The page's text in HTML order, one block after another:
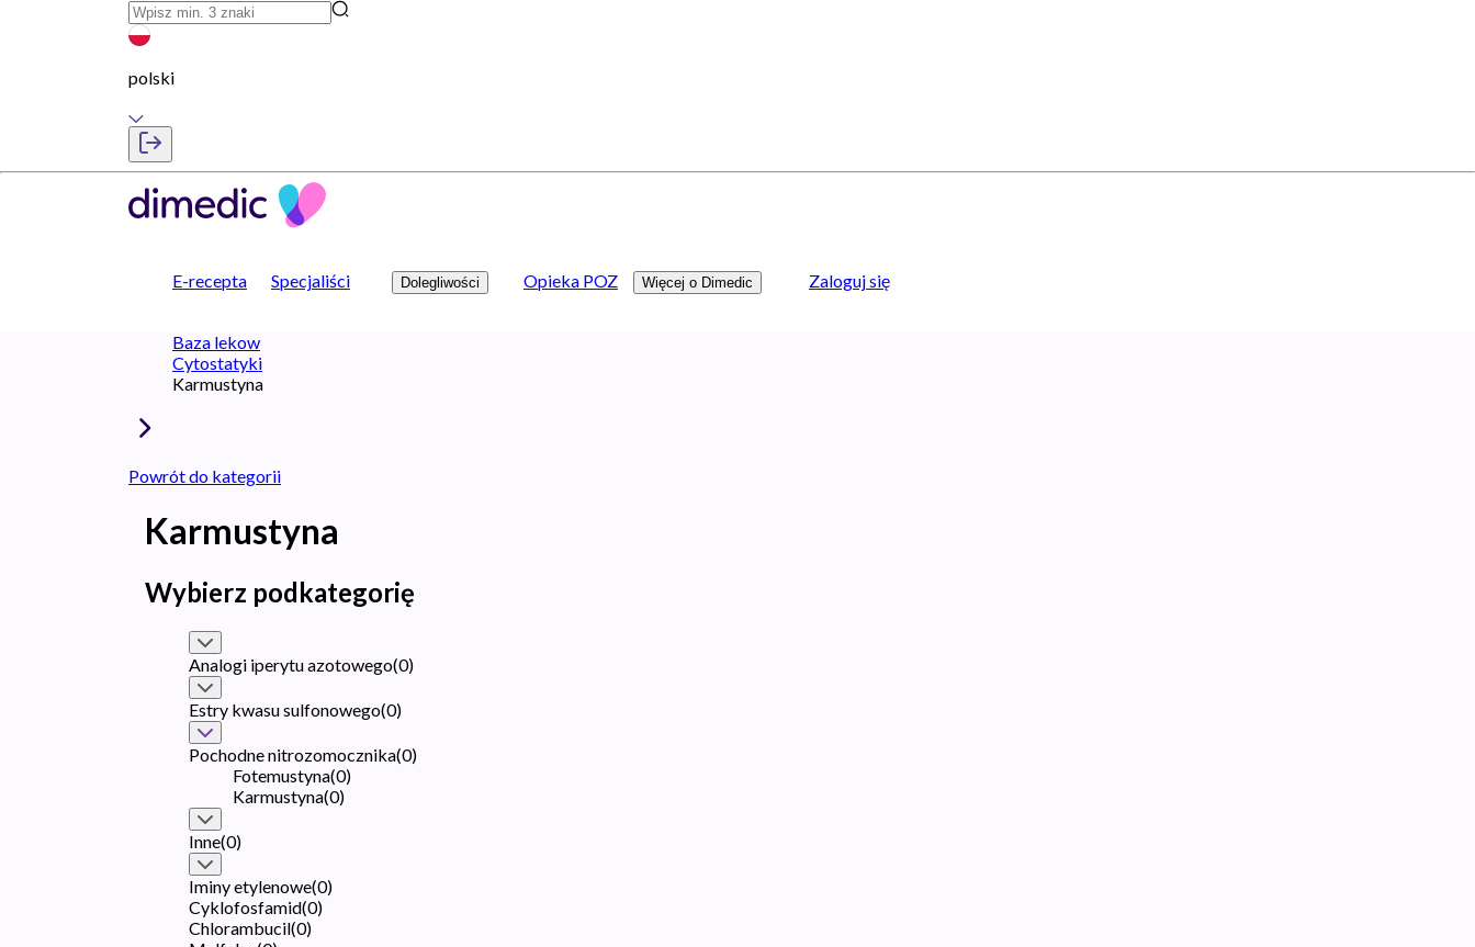
polski
E-recepta Specjaliści Dolegliwości Opieka POZ Więcej o Dimedic Zaloguj się
Baza lekow
Cytostatyki
Karmustyna
Powrót do kategorii
Karmustyna
Wybierz podkategorię
Analogi iperytu azotowego(0)
Estry kwasu sulfonowego(0)
Pochodne nitrozomocznika(0)
Fotemustyna(0)
Karmustyna(0)
Inne(0)
Iminy etylenowe(0)
Cyklofosfamid(0)
Chlorambucil(0)